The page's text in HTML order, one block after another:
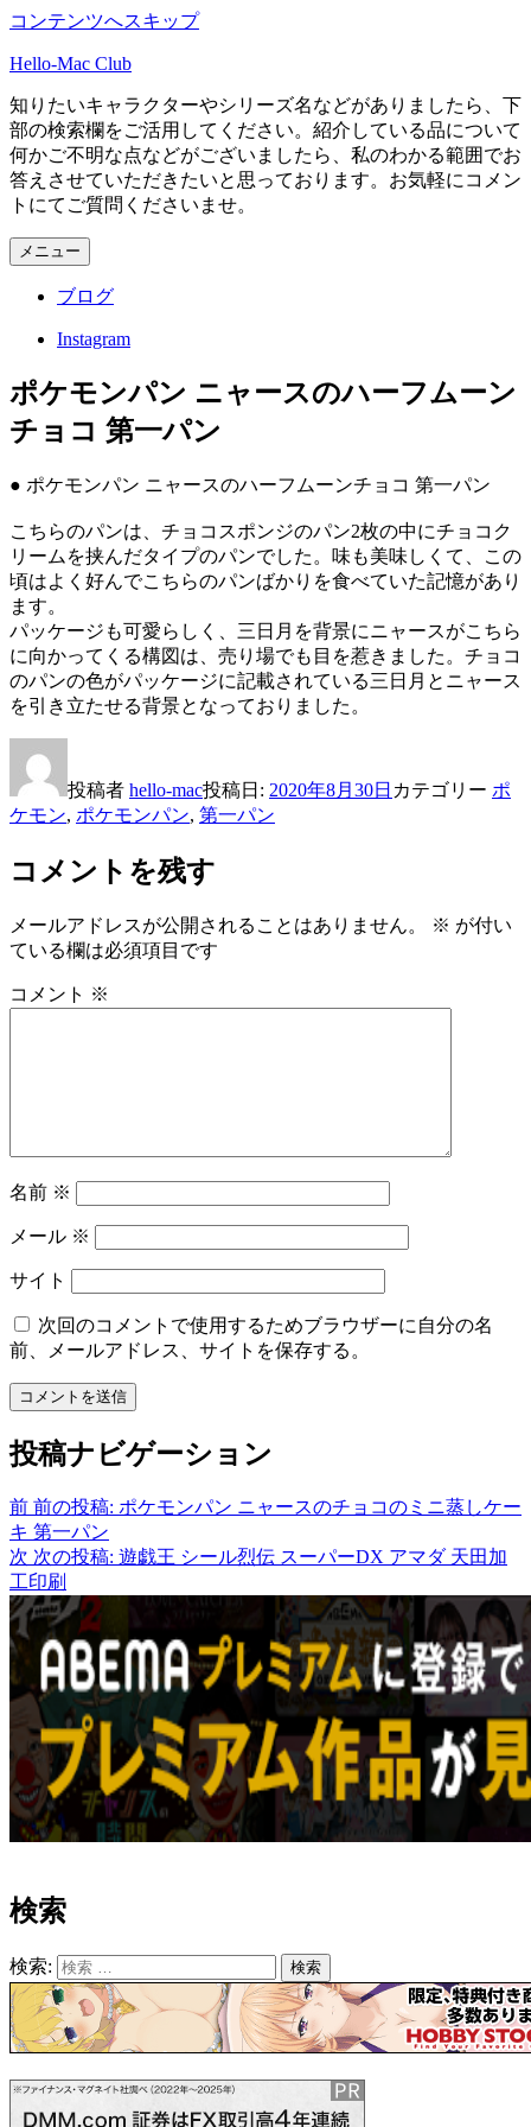
コンテンツへスキップ
Hello-Mac Club
知りたいキャラクターやシリーズ名などがありましたら、下
部の検索欄をご活用してください。紹介している品について
何かご不明な点などがございましたら、私のわかる範囲でお
答えさせていただきたいと思っております。お気軽にコメン
トにてご質問くださいませ。
メニュー
ブログ
Instagram
ポケモンパン ニャースのハーフムーン
チョコ 第一パン
● ポケモンパン ニャースのハーフムーンチョコ 第一パン
こちらのパンは、チョコスポンジのパン2枚の中にチョコク
リームを挟んだタイプのパンでした。味も美味しくて、この
頃はよく好んでこちらのパンばかりを食べていた記憶があり
ます。
パッケージも可愛らしく、三日月を背景にニャースがこちら
に向かってくる構図は、売り場でも目を惹きました。チョコ
のパンの色がパッケージに記載されている三日月とニャース
を引き立たせる背景となっておりました。
投稿者 hello-mac投稿日: 2020年8月30日 カテゴリー ポ
ケモン, ポケモンパン, 第一パン
コメントを残す
メールアドレスが公開されることはありません。 ※ が付い
ている欄は必須項目です
コメント ※
名前 ※
メール ※
サイト
次回のコメントで使用するためブラウザーに自分の名
前、メールアドレス、サイトを保存する。
投稿ナビゲーション
前 前の投稿: ポケモンパン ニャースのチョコのミニ蒸しケー
キ 第一パン
次 次の投稿: 遊戯王 シール烈伝 スーパーDX アマダ 天田加
工印刷
検索
検索: 検索